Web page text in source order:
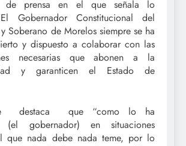
de prensa en el que señala lo
Gobernador Constitucional del
Soberano de Morelos siempre se ha
y dispuesto a colaborar con las
necesarias que abonen a la
y garanticen el Estado de
destaca que “como lo ha
(el gobernador) en situaciones
que nada debe nada teme, por lo